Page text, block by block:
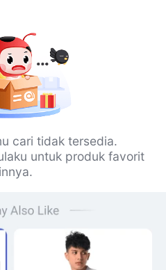
cari tidak tersedia.
untuk produk favorit